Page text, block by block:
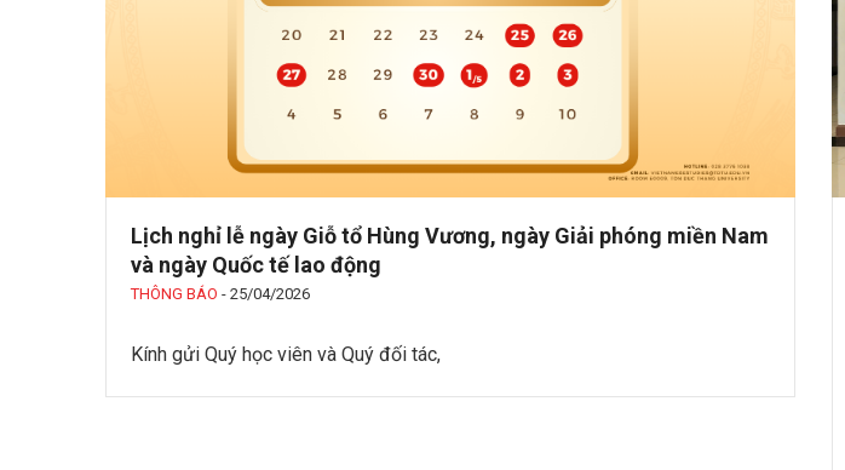
Lịch nghỉ lễ ngày Giỗ tổ Hùng Vương, ngày Giải phóng miền Nam
và ngày Quốc tế lao động
THÔNG BÁO - 25/04/2026
Kính gửi Quý học viên và Quý đối tác,